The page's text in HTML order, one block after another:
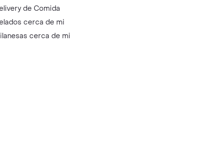
de Comida
cerca de mi
cerca de mi